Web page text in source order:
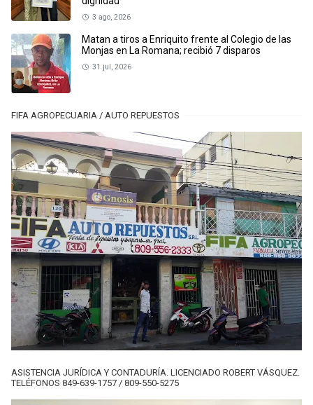
3 ago, 2026
Matan a tiros a Enriquito frente al Colegio de las
Monjas en La Romana; recibió 7 disparos
31 jul, 2026
FIFA AGROPECUARIA / AUTO REPUESTOS
ASISTENCIA JURÍDICA Y CONTADURÍA. LICENCIADO ROBERT VÁSQUEZ.
TELÉFONOS 849-639-1757 / 809-550-5275